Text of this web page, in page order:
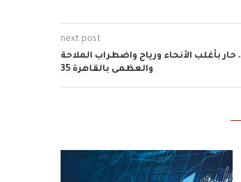
next post
بأغلب الأنحاء ورياح واضطراب الملاحة
والعظمى بالقاهرة 35